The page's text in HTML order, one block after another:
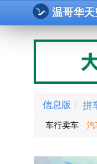
温哥华天
信息版 / 拼
车行卖车 汽